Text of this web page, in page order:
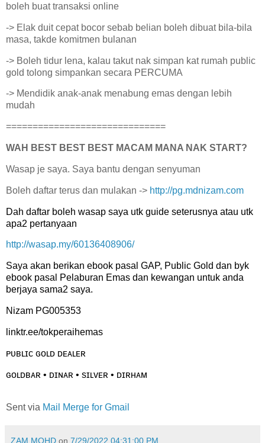
boleh buat transaksi online
-> Elak duit cepat bocor sebab belian boleh dibuat bila-bila
masa, takde komitmen bulanan
-> Boleh tidur lena, kalau takut nak simpan kat rumah public
gold tolong simpankan secara PERCUMA
-> Mendidik anak-anak menabung emas dengan lebih
mudah
==============================
WAH BEST BEST BEST MACAM MANA NAK START?
Wasap je saya. Saya bantu dengan senyuman
Boleh daftar terus dan mulakan -> http://pg.mdnizam.com
Dah daftar boleh wasap saya utk guide seterusnya atau utk
apa2 pertanyaan
http://wasap.my/60136408906/
Saya akan berikan ebook pasal GAP, Public Gold dan byk
ebook pasal Pelaburan Emas dan kewangan untuk anda
berjaya sama2 saya.
Nizam PG005353
linktr.ee/tokperaihemas
ᴘᴜʙʟɪᴄ ɢᴏʟᴅ ᴅᴇᴀʟᴇʀ
ɢᴏʟᴅʙᴀʀ • ᴅɪɴᴀʀ • sɪʟᴠᴇʀ • ᴅɪʀʜᴀᴍ
Sent via Mail Merge for Gmail
ZAM MOHD on 7/29/2022 04:31:00 PM